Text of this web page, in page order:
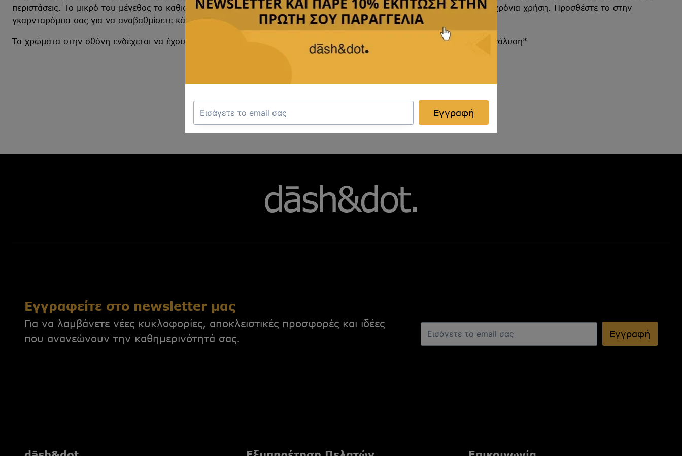
περιστάσεις. Το μικρό του μέγεθος το καθιστά ευέλικτο και πρακτικό, ενώ η λεπτομερής του κατασκευή εγγυάται μακροχρόνια χρήση. Προσθέστε το στην
γκαρνταρόμπα σας για να αναβαθμίσετε κάθε εμφάνιση.
Τα χρώματα στην οθόνη ενδέχεται να έχουν μικρή χρωματική απόκλιση, ανάλογα με τις ρυθμίσεις της οθόνης και την ανάλυση*
Εγγραφείτε στο newsletter μας
Για να λαμβάνετε νέες κυκλοφορίες, αποκλειστικές προσφορές και ιδέες
που ανανεώνουν την καθημερινότητά σας.
Εγγραφή
Εγγραφή